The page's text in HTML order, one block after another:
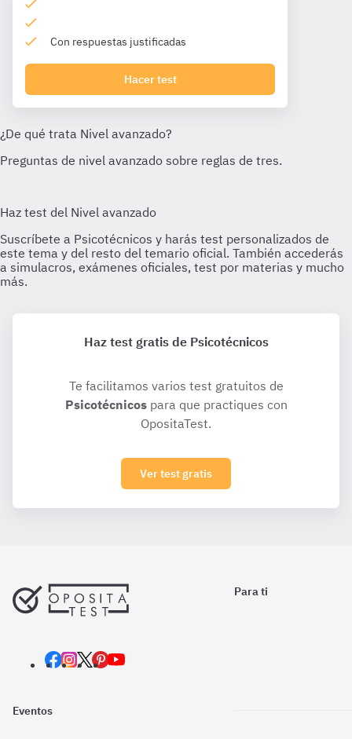
Con respuestas justificadas
Hacer test
Haz test gratis de Psicotécnicos
Te facilitamos varios test gratuitos de
Psicotécnicospara que practiques con
OpositaTest.
Ver test gratis
Para ti
Eventos